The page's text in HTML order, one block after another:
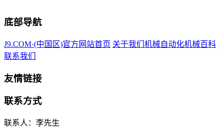
底部导航
J9.COM·(中国区)官方网站首页 关于我们 机械自动化机械百科
联系我们
友情链接
联系方式
联系人：李先生